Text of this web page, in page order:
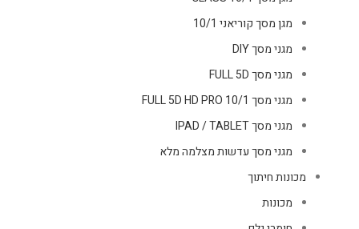
מגן מסך קוריאני 10/1
מגני מסך DIY
מגני מסך FULL 5D
מגני מסך FULL 5D HD PRO 10/1
מגני מסך IPAD / TABLET
מגני מסך עדשות מצלמה מלא
מכונות חיתוך
מכונות